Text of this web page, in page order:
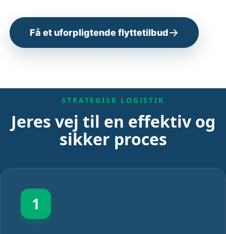
Få et uforpligtende flyttetilbud
STRATEGISK LOGISTIK
Jeres vej til en effektiv og
sikker proces
1